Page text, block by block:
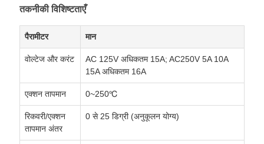
तकनीकी विशिष्टताएँ
पैरामीटर मान
वोल्टेज और करंट
AC 125V अधिकतम 15A; AC250V 5A 10A
15A अधिकतम 16A
एक्शन तापमान 0~250℃
रिकवरी/एक्शन
तापमान अंतर
0 से 25 डिग्री (अनुकूलन योग्य)